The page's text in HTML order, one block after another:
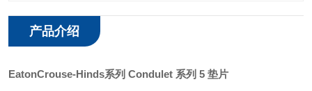
产品介绍
EatonCrouse-Hinds系列 Condulet 系列 5 垫片